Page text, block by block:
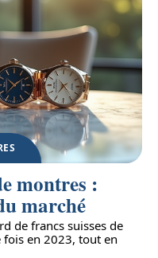
montres :
marché
de francs suisses de
en 2023, tout en